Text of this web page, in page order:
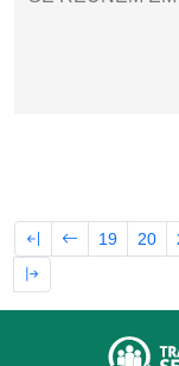
19 20